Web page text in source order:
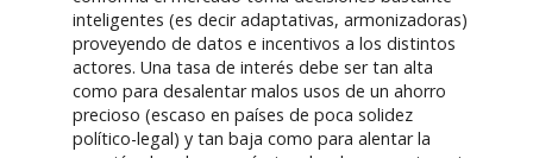
inteligentes (es decir adaptativas, armonizadoras)
proveyendo de datos e incentivos a los distintos
actores. Una tasa de interés debe ser tan alta
como para desalentar malos usos de un ahorro
precioso (escaso en países de poca solidez
político-legal) y tan baja como para alentar la